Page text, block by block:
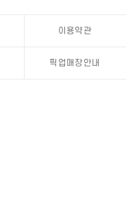
이용약관
픽업매장안내